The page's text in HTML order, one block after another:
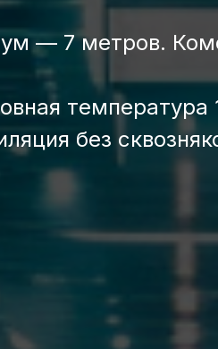
— 7 метров.
температура
без